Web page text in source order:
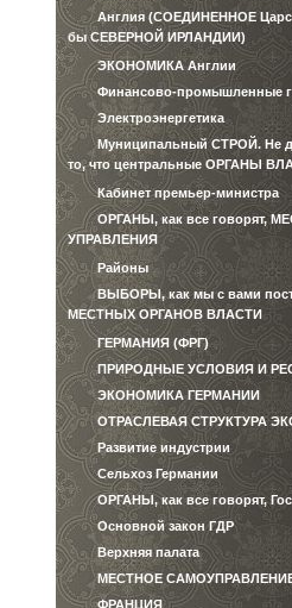
Англия (СОЕДИНЕННОЕ
бы СЕВЕРНОЙ ИРЛАНДИИ)
ЭКОНОМИКА Англии
Финансово-промышленные
Электроэнергетика
Муниципальный СТРОЙ. Не
то, что центральные ОРГАНЫ
Кабинет премьер-министра
ОРГАНЫ, как все говорят,
УПРАВЛЕНИЯ
Районы
ВЫБОРЫ, как мы с вами
МЕСТНЫХ ОРГАНОВ ВЛАСТИ
ГЕРМАНИЯ (ФРГ)
ПРИРОДНЫЕ УСЛОВИЯ И
ЭКОНОМИКА ГЕРМАНИИ
ОТРАСЛЕВАЯ СТРУКТУРА
Развитие индустрии
Сельхоз Германии
ОРГАНЫ, как все говорят,
Основной закон ГДР
Верхняя палата
МЕСТНОЕ
ФРАНЦИЯ